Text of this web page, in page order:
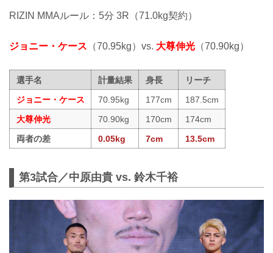
RIZIN MMAルール：5分 3R（71.0kg契約）
ジョニー・ケース （70.95kg）vs. 大尊伸光 （70.90kg）
選手名 計量結果 身長
リーチ
ジョニー・ケース
70.95kg 177cm
187.5cm
大尊伸光
70.90kg 170cm
174cm
両者の差
0.05kg 7cm 13.5cm
第3試合／中原由貴 vs. 鈴木千裕